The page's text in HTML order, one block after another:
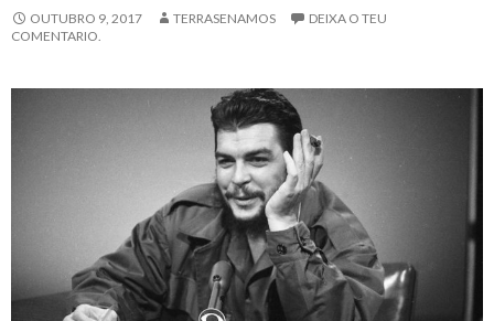
OUTUBRO 9, 2017 TERRASENAMOS
DEIXA O TEU
COMENTARIO.